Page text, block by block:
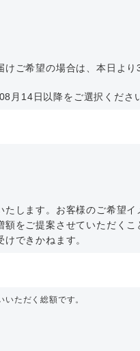
ご希望の場合は、本日より
月14日以降をご選択くださ
します。お客様のご希望イ
をご提案させていただくこ
できかねます。
ただく総額です。